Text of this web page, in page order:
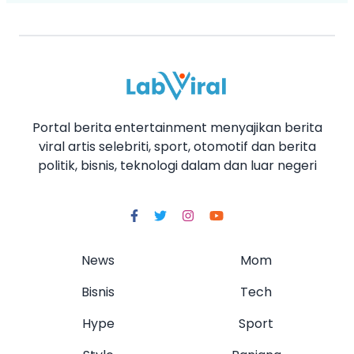
Portal berita entertainment menyajikan berita
viral artis selebriti, sport, otomotif dan berita
politik, bisnis, teknologi dalam dan luar negeri
News
Bisnis
Hype
Mom
Tech
Sport